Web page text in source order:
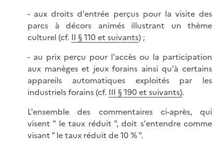
- aux droits d'entrée perçus pour la visite des
parcs à décors animés illustrant un thème
culturel (cf. II § 110 et suivants) ;
- au prix perçu pour l'accès ou la participation
aux manèges et jeux forains ainsi qu'à certains
appareils automatiques exploités par les
industriels forains (cf. III § 190 et suivants).
L'ensemble des commentaires ci-après, qui
visent " le taux réduit ", doit s'entendre comme
visant " le taux réduit de 10 % ".